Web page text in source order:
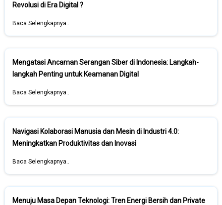
Revolusi di Era Digital ?
Baca Selengkapnya..
Mengatasi Ancaman Serangan Siber di Indonesia: Langkah-
langkah Penting untuk Keamanan Digital
Baca Selengkapnya..
Navigasi Kolaborasi Manusia dan Mesin di Industri 4.0:
Meningkatkan Produktivitas dan Inovasi
Baca Selengkapnya..
Menuju Masa Depan Teknologi: Tren Energi Bersih dan Private